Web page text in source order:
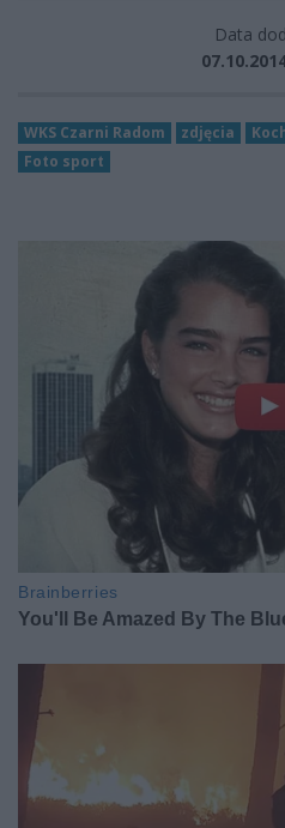
Data
WKS Czarni Radom zdjęcia
Foto sport